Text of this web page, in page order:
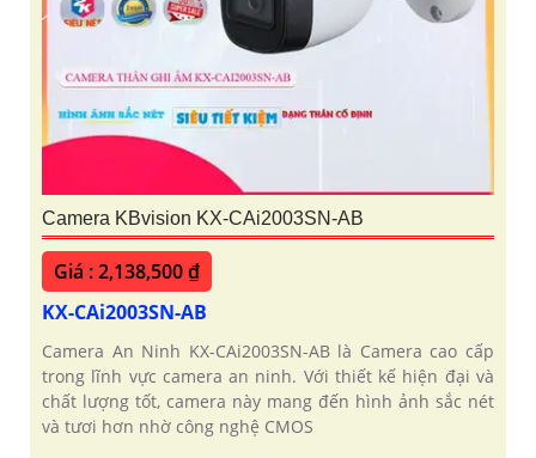
Camera KBvision KX-CAi2003SN-AB
Giá : 2,138,500 ₫
KX-CAi2003SN-AB
Camera An Ninh KX-CAi2003SN-AB là Camera cao cấp
trong lĩnh vực camera an ninh. Với thiết kế hiện đại và
chất lượng tốt, camera này mang đến hình ảnh sắc nét
và tươi hơn nhờ công nghệ CMOS